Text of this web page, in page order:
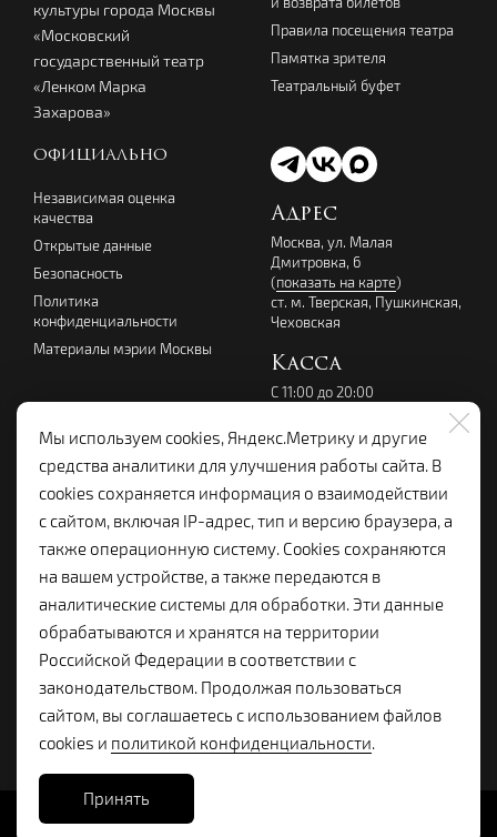
культуры города Москвы
«Московский
государственный театр
«Ленком Марка
Захарова»
Правила посещения театра
Памятка зрителя
Театральный буфет
ОФИЦИАЛЬНО
Независимая оценка
качества
Открытые данные
Безопасность
Политика
конфиденциальности
Материалы мэрии Москвы
Адрес
Москва, ул. Малая
Дмитровка, 6
(показать на карте)
ст. м. Тверская, Пушкинская,
Чеховская
Касса
С 11:00 до 20:00
без выходных
+7 (495) 699-07-08
kassalenkom@yandex.ru
Администрация
+7 (495) 699-19-92
lenkom.adm@yandex.ru
с 10:00 до 18:00
+7 (495) 699-96-68
Мы используем cookies, Яндекс.Метрику и другие
средства аналитики для улучшения работы сайта. В
cookies сохраняется информация о взаимодействии
с сайтом, включая IP-адрес, тип и версию браузера, а
также операционную систему. Cookies сохраняются
на вашем устройстве, а также передаются в
аналитические системы для обработки. Эти данные
обрабатываются и хранятся на территории
Российской Федерации в соответствии с
законодательством. Продолжая пользоваться
сайтом, вы соглашаетесь с использованием файлов
cookies и политикой конфиденциальности.
Принять
Сайт разработан в